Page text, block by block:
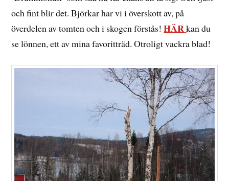
och fint blir det. Björkar har vi i överskott av, på
överdelen av tomten och i skogen förstås!HÄRkan du
se lönnen, ett av mina favoritträd. Otroligt vackra blad!